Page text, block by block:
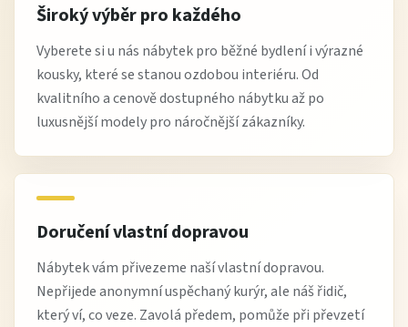
Široký výběr pro každého
Vyberete si u nás nábytek pro běžné bydlení i výrazné
kousky, které se stanou ozdobou interiéru. Od
kvalitního a cenově dostupného nábytku až po
luxusnější modely pro náročnější zákazníky.
Doručení vlastní dopravou
Nábytek vám přivezeme naší vlastní dopravou.
Nepřijede anonymní uspěchaný kurýr, ale náš řidič,
který ví, co veze. Zavolá předem, pomůže při převzetí